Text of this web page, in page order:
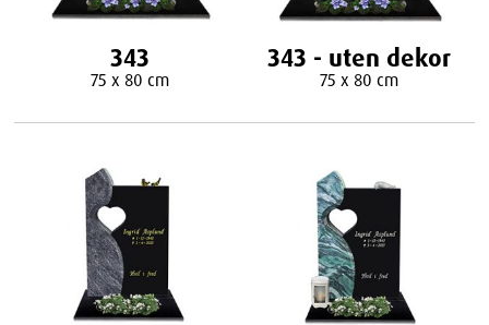
343
75 x 80 cm
343 - uten dekor
75 x 80 cm